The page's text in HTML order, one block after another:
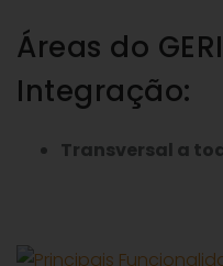
Áreas do
Integração:
Transversal a